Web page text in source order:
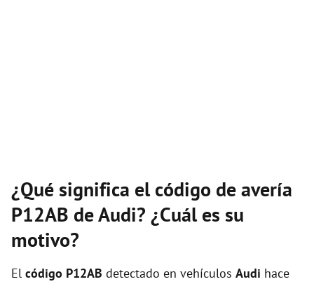
¿Qué significa el código de avería
P12AB de Audi? ¿Cuál es su
motivo?
El código P12AB detectado en vehículos Audi hace